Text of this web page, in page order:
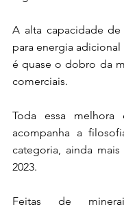
A alta capacidade de
para energia
é quase o dobro da
comerciais.
Toda essa melhora
acompanha a
categoria, ainda
2023.
Feitas de